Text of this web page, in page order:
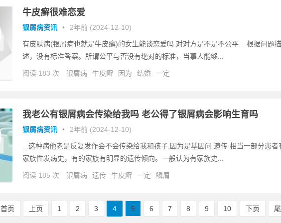
牛皮癣很难恋爱
银屑病资讯 • 2年前 (2024-12-10)
有皮肤病(银屑病也就是牛皮癣)的女生能谈恋爱吗,对对方是不是不公平... 根据问题描
述，没有标准答案。所谓公平与否没有绝对的标准，当事人能够...
阅读 183 次 银屑病 牛皮癣 因为 结婚 一定
我老公有银屑病会传染给我吗 老公得了银屑病会影响生育吗
银屑病资讯 • 2年前 (2024-12-10)
...这种病他老是反复发作会不会传染给我和孩子,因为是基因问 遗传 相当一部分患者
家族性发病史，有的家族有明显的遗传倾向。一般认为有家族史...
阅读 185 次 银屑病 遗传 牛皮癣 一定 鳞屑
首页 上页 1 2 3 4 5 6 7 8 9 10 下页